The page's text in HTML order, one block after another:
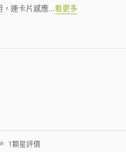
，連卡片感應...看更多
1顆星評價